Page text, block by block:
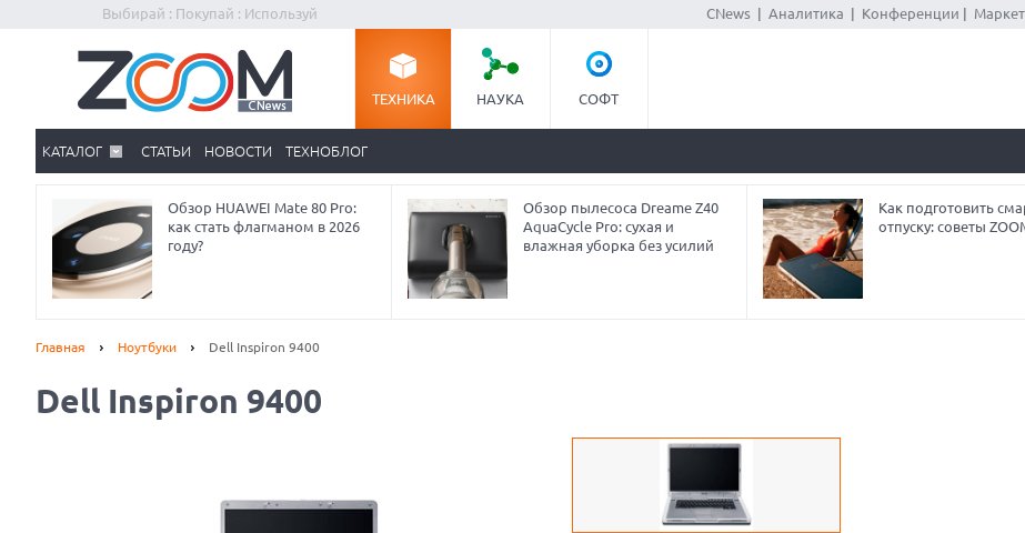
Выбирай : Покупай : Используй CNews| Аналитика Конференции Маркет
ТЕХНИКА НАУКА СОФТ
КАТАЛОГ СТАТЬИ НОВОСТИ ТЕХНОБЛОГ
Обзор HUAWEI Mate 80 Pro:
как стать флагманом в 2026
году?
Обзор пылесоса Dreame Z40
AquaCycle Pro: сухая и
влажная уборка без усилий
Как подготовить
отпуску: советы
Главная Ноутбуки Dell Inspiron 9400
Dell Inspiron 9400